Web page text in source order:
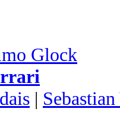
Glock
|